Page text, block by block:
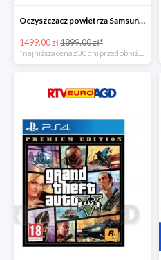
Oczyszczacz powietrza Samsung AX60R5080WD/EU -400zł!
1499.00 zł1899.00 zł*
*najniższa cena z 30 dni przed obniżką